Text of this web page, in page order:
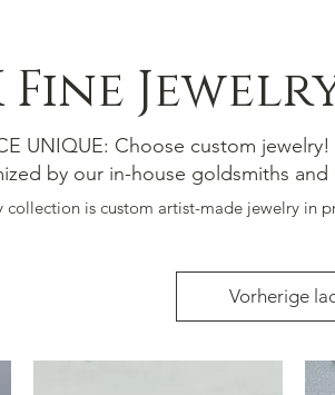
Fine
UNIQUE: Choose custom
by our in-house goldsmiths
collection is custom artist-made jewelry in
Vorherige